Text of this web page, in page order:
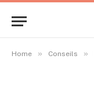
Home » Conseils »